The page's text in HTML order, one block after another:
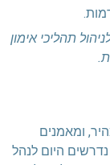
תהליכי אימון
ומאמנים
היום לנהל